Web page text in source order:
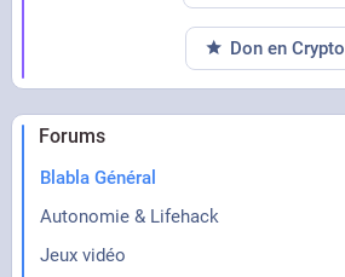
Forums
Blabla Général
Autonomie & Lifehack
Jeux vidéo
Don en Crypto